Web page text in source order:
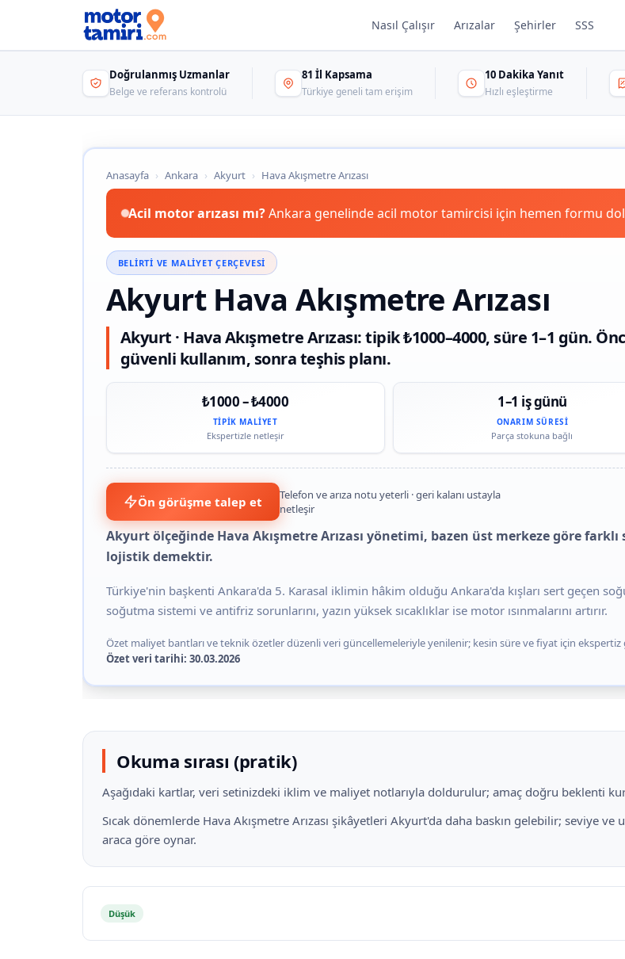
Nasıl Çalışır Arızalar Şehirler SSS
Doğrulanmış Uzmanlar
Belge ve referans kontrolü
81 İl Kapsama
Türkiye geneli tam erişim
10 Dakika Yanıt
Hızlı eşleştirme
Anasayfa › Ankara › Akyurt › Hava Akışmetre Arızası
Acil motor arızası mı?Ankara genelinde acil motor tamircisi için hemen formu
BELIRTI VE MALIYET ÇERÇEVESI
Akyurt Hava Akışmetre Arızası
Akyurt · Hava Akışmetre Arızası: tipik ₺1000–4000, süre 1–1 gün.
güvenli kullanım, sonra teşhis planı.
₺1000 – ₺4000
TIPIK MALIYET
Ekspertizle netleşir
1–1 iş günü
ONARIM SÜRESI
Parça stokuna bağlı
Ön görüşme talep et
Telefon ve arıza notu yeterli · geri kalanı ustayla
netleşir
Akyurt ölçeğinde Hava Akışmetre Arızası yönetimi, bazen üst merkeze göre farklı
lojistik demektir.
Türkiye'nin başkenti Ankara'da 5. Karasal iklimin hâkim olduğu Ankara'da kışları sert geçen
soğutma sistemi ve antifriz sorunlarını, yazın yüksek sıcaklıklar ise motor ısınmalarını artırır.
Özet maliyet bantları ve teknik özetler düzenli veri güncellemeleriyle yenilenir; kesin süre ve fiyat için ekspertiz
Özet veri tarihi: 30.03.2026
Okuma sırası (pratik)
Aşağıdaki kartlar, veri setinizdeki iklim ve maliyet notlarıyla doldurulur; amaç doğru beklenti
Sıcak dönemlerde Hava Akışmetre Arızası şikâyetleri Akyurt'da daha baskın gelebilir; seviye ve
araca göre oynar.
Düşük